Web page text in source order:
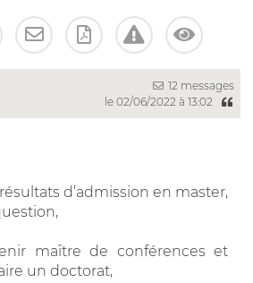
12 messages
le 02/06/2022 à 13:02
d’admission en master,
maître de conférences et
un doctorat,